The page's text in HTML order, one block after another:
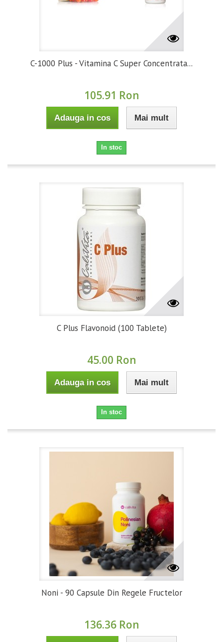
C-1000 Plus - Vitamina C Super Concentrata...
105.91 Ron
Adauga in cos Mai mult
In stoc
C Plus Flavonoid (100 Tablete)
45.00 Ron
Adauga in cos Mai mult
In stoc
Noni - 90 Capsule Din Regele Fructelor
136.36 Ron